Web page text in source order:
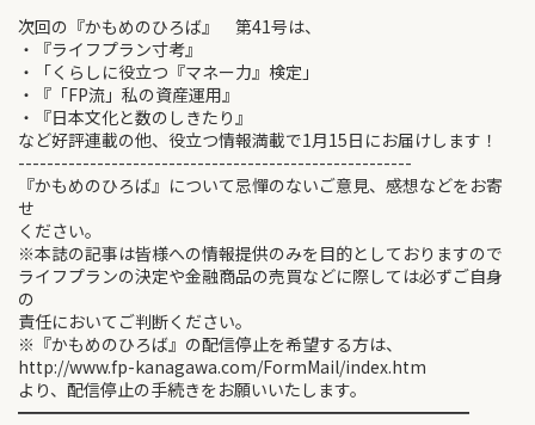
次回の『かもめのひろば』 第41号は、
・『ライフプラン寸考』
・「くらしに役立つ『マネー力』検定」
・『「FP流」私の資産運用』
・『日本文化と数のしきたり』
など好評連載の他、役立つ情報満載で1月15日にお届けします！
-------------------------------------------------------
『かもめのひろば』について忌憚のないご意見、感想などをお寄
せ
ください。
※本誌の記事は皆様への情報提供のみを目的としておりますので
ライフプランの決定や金融商品の売買などに際しては必ずご自身
の
責任においてご判断ください。
※『かもめのひろば』の配信停止を希望する方は、
http://www.fp-kanagawa.com/FormMail/index.htm
より、配信停止の手続きをお願いいたします。
━━━━━━━━━━━━━━━━━━━━━━━━━━━